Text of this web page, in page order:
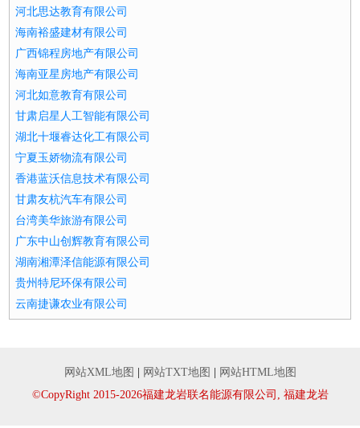
河北思达教育有限公司
海南裕盛建材有限公司
广西锦程房地产有限公司
海南亚星房地产有限公司
河北如意教育有限公司
甘肃启星人工智能有限公司
湖北十堰睿达化工有限公司
宁夏玉娇物流有限公司
香港蓝沃信息技术有限公司
甘肃友杭汽车有限公司
台湾美华旅游有限公司
广东中山创辉教育有限公司
湖南湘潭泽信能源有限公司
贵州特尼环保有限公司
云南捷谦农业有限公司
网站XML地图 网站TXT地图
网站HTML地图
©CopyRight 2015-2026福建龙岩联名能源有限公司, 福建龙岩